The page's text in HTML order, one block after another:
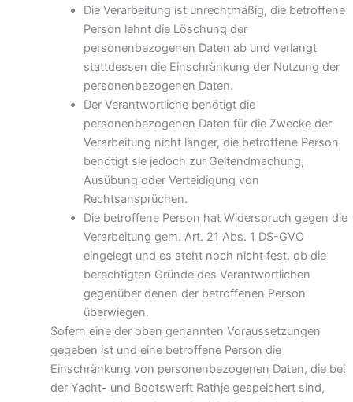
Die Verarbeitung ist unrechtmäßig, die betroffene
Person lehnt die Löschung der
personenbezogenen Daten ab und verlangt
stattdessen die Einschränkung der Nutzung der
personenbezogenen Daten.
Der Verantwortliche benötigt die
personenbezogenen Daten für die Zwecke der
Verarbeitung nicht länger, die betroffene Person
benötigt sie jedoch zur Geltendmachung,
Ausübung oder Verteidigung von
Rechtsansprüchen.
Die betroffene Person hat Widerspruch gegen die
Verarbeitung gem. Art. 21 Abs. 1 DS-GVO
eingelegt und es steht noch nicht fest, ob die
berechtigten Gründe des Verantwortlichen
gegenüber denen der betroffenen Person
überwiegen.
Sofern eine der oben genannten Voraussetzungen
gegeben ist und eine betroffene Person die
Einschränkung von personenbezogenen Daten, die bei
der Yacht- und Bootswerft Rathje gespeichert sind,